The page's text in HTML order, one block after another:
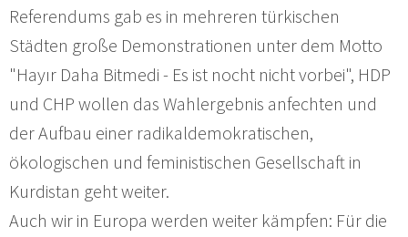
Referendums gab es in mehreren türkischen
Städten große Demonstrationen unter dem Motto
"Hayır Daha Bitmedi - Es ist nocht nicht vorbei", HDP
und CHP wollen das Wahlergebnis anfechten und
der Aufbau einer radikaldemokratischen,
ökologischen und feministischen Gesellschaft in
Kurdistan geht weiter.
Auch wir in Europa werden weiter kämpfen: Für die